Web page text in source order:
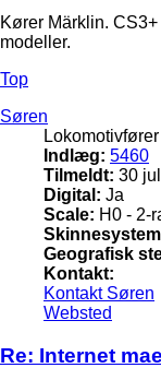
Kører Märklin.
modeller.
Top
Søren
Lokomotivfører
Indlæg: 5460
Tilmeldt: 30
Digital: Ja
Scale: H0 - 2-
Geografisk
Kontakt:
Kontakt Søren
Websted
Re: Internet